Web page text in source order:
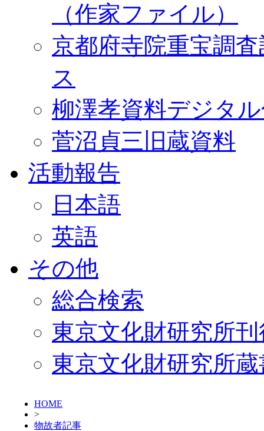
（作家ファイル）
京都府寺院重宝調
ス
柳澤孝資料デジタ
菅沼貞三旧蔵資料
活動報告
日本語
英語
その他
総合検索
東京文化財研究所
東京文化財研究所
HOME
>
物故者記事